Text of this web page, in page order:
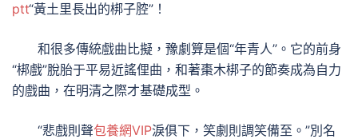
ptt“黃土里長出的梆子腔”！
和很多傳統戲曲比擬，豫劇算是個“年青人”。它的前身
“梆戲”脫胎于平易近謠俚曲，和著棗木梆子的節奏成為自力
的戲曲，在明清之際才基礎成型。
“悲戲則聲包養網VIP淚俱下，笑劇則調笑備至。”別名